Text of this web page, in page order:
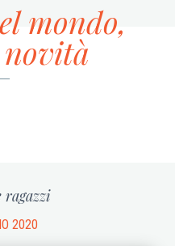
mondo,
ragazzi
2020